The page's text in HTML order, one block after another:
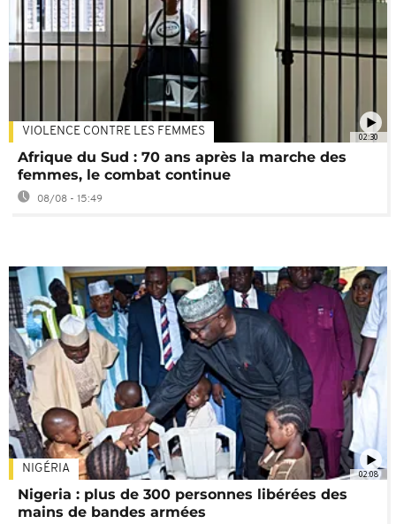
02:30
VIOLENCE CONTRE LES FEMMES
Afrique du Sud : 70 ans après la marche des
femmes, le combat continue
08/08 - 15:49
02:08
NIGÉRIA
Nigeria : plus de 300 personnes libérées des
mains de bandes armées